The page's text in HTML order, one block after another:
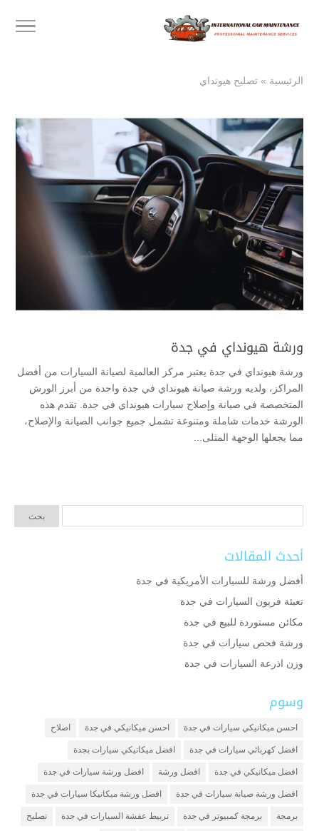
الرئيسية » تصليح هيونداي
ورشة هيونداي في جدة
ورشة هيونداي في جدة يعتبر مركز العالمية لصيانة السيارات من أفضل
المراكز، ولديه ورشة صيانة هيونداي في جدة واحدة من أبرز الورش
المتخصصة في صيانة وإصلاح سيارات هيونداي في جدة. تقدم هذه
الورشة خدمات شاملة ومتنوعة تشمل جميع جوانب الصيانة والإصلاح،
مما يجعلها الوجهة المثلى...
أحدث المقالات
أفضل ورشة للسيارات الأمريكية في جدة
تعبئة فريون السيارات في جدة
مكائن مستوردة للبيع في جدة
ورشة فحص سيارات في جدة
وزن اذرعة السيارات في جدة
وسوم
احسن ميكانيكي سيارات في جدة احسن ميكانيكي في جدة اصلاح
افضل كهربائي سيارات في جدة افضل ميكانيكي سيارات بجدة
افضل ميكانيكي في جدة افضل ورشة افضل ورشة سيارات في جدة
افضل ورشة صيانة سيارات في جدة افضل ورشة ميكانيكا سيارات في جدة
برمجة برمجة كمبيوتر في جدة تربيط عفشة السيارات في جدة تصليح